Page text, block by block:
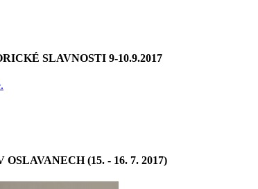
SLAVNOSTI 9-10.9.2017
(15. - 16. 7. 2017)